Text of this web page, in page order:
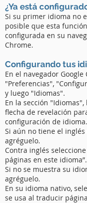
¿Ya está
Si su primer idioma no
posible que esta
configurada en su
Chrome.
Configurando tus
En el navegador Google
"Preferencias",
y luego "Idiomas".
En la sección "Idiomas",
flecha de revelación
configuración de idioma.
Si aún no tiene el
agréguelo.
Contra inglés
páginas en este idioma”.
Si no se muestra su
agréguelo.
En su idioma nativo,
se usa al traducir